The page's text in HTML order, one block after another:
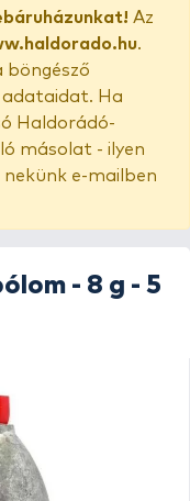
Az
.
böngésző
adataidat. Ha
Haldorádó-
másolat - ilyen
e-mailben
- 8 g - 5